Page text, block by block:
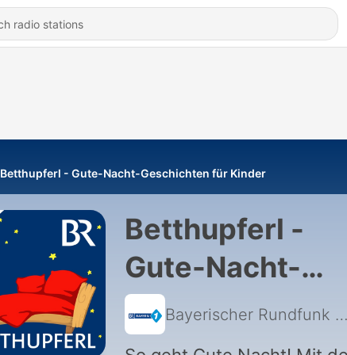
Betthupferl - Gute-Nacht-Geschichten für Kinder
Betthupferl -
Gute-Nacht-
Geschichten
Kinder
Bayerischer Rundfunk |